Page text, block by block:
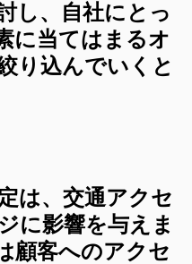
し、自社にとっ
に当てはまるオ
り込んでいくと
は、交通アクセ
に影響を与えま
顧客へのアクセ